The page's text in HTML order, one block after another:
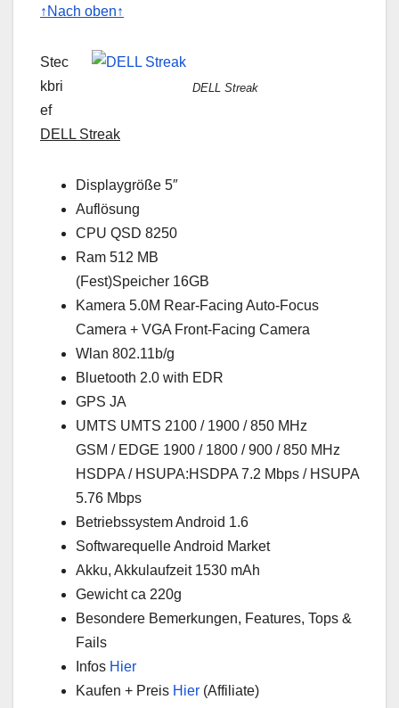
↑Nach oben↑
DELL Streak
Stec
kbri
ef
DELL Streak
Displaygröße 5″
Auflösung
CPU QSD 8250
Ram 512 MB
(Fest)Speicher 16GB
Kamera 5.0M Rear-Facing Auto-Focus
Camera + VGA Front-Facing Camera
Wlan 802.11b/g
Bluetooth 2.0 with EDR
GPS JA
UMTS UMTS 2100 / 1900 / 850 MHz
GSM / EDGE 1900 / 1800 / 900 / 850 MHz
HSDPA / HSUPA:HSDPA 7.2 Mbps / HSUPA
5.76 Mbps
Betriebssystem Android 1.6
Softwarequelle Android Market
Akku, Akkulaufzeit 1530 mAh
Gewicht ca 220g
Besondere Bemerkungen, Features, Tops &
Fails
Infos Hier
Kaufen + Preis Hier (Affiliate)